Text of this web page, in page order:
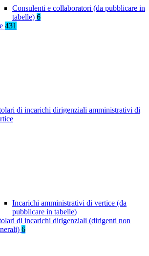
Consulenti e collaboratori (da pubblicare in
tabelle) 6
431
di incarichi dirigenziali amministrativi di
Incarichi amministrativi di vertice (da
pubblicare in tabelle)
di incarichi dirigenziali (dirigenti non
6